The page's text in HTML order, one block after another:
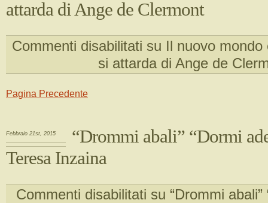
attarda di Ange de Clermont
Commenti disabilitati su Il nuovo
si attarda di Ange de
Pagina Precedente
Febbraio 21st, 2015
“Drommi abali” “Dormi
Teresa Inzaina
Commenti disabilitati su “Drommi abali”